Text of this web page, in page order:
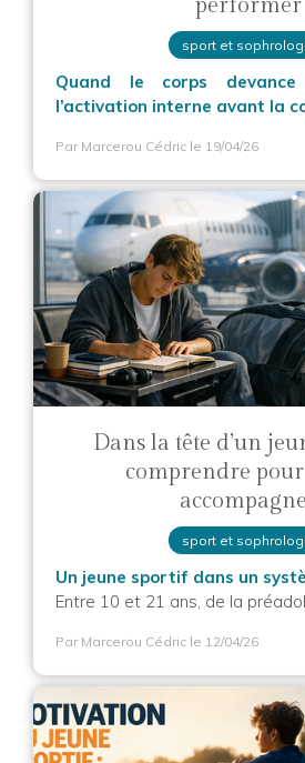
performer
sport et
Quand le corps
l’activation interne avant la
Par Marcerou Cédric le 19/04/26
Dans la tête d’un
comprendre
sport et
Un jeune sportif dans un
Entre 10 et 21 ans, de la
Par Marcerou Cédric le 12/04/26